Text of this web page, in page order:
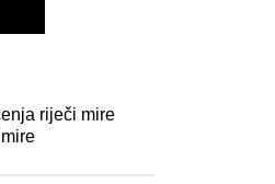
riječi mire